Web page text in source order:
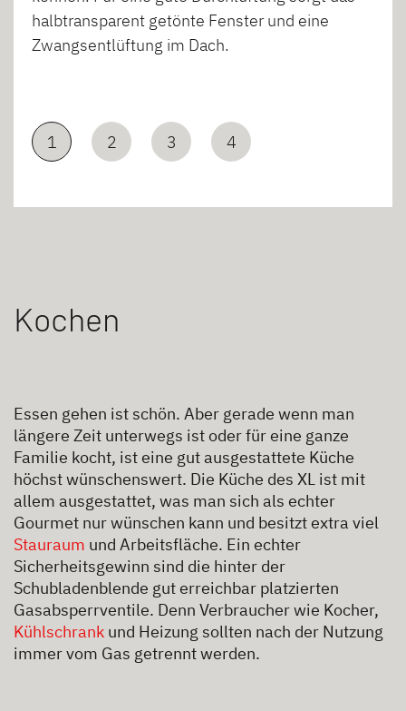
halbtransparent getönte Fenster und eine
Zwangsentlüftung im Dach.
1 2 3 4
Kochen
Essen gehen ist schön. Aber gerade wenn man
längere Zeit unterwegs ist oder für eine ganze
Familie kocht, ist eine gut ausgestattete Küche
höchst wünschenswert. Die Küche des XL ist mit
allem ausgestattet, was man sich als echter
Gourmet nur wünschen kann und besitzt extra viel
Stauraum und Arbeitsfläche. Ein echter
Sicherheitsgewinn sind die hinter der
Schubladenblende gut erreichbar platzierten
Gasabsperrventile. Denn Verbraucher wie Kocher,
Kühlschrank und Heizung sollten nach der Nutzung
immer vom Gas getrennt werden.